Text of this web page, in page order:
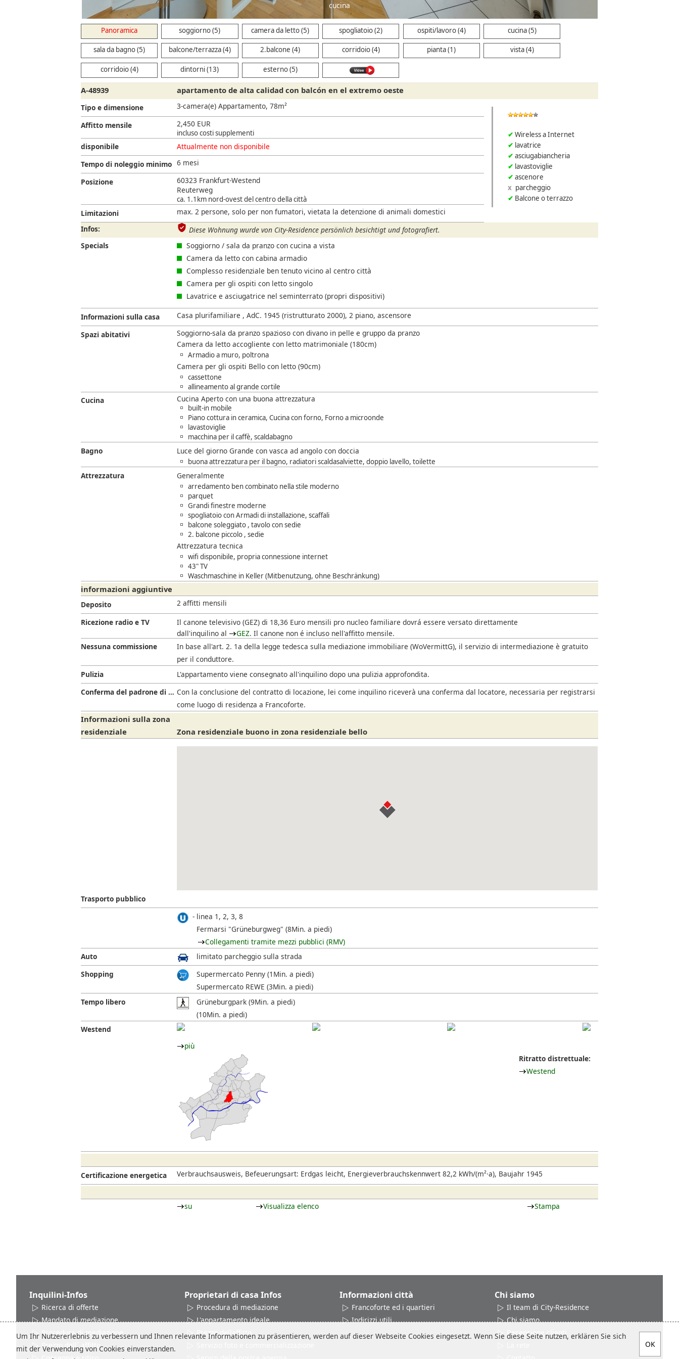
cucina
Panoramica soggiorno (5) camera da letto (5) spogliatoio (2) ospiti/lavoro (4) cucina (5)
sala da bagno (5) balcone/terrazza (4) 2.balcone (4) corridoio (4) pianta (1) vista (4)
corridoio (4) dintorni (13) esterno (5)
A-48939 apartamento de alta calidad con balcón en el extremo oeste
Wireless a Internet
lavatrice
asciugabiancheria
lavastoviglie
ascenore
parcheggio
Balcone o terrazzo
Tipo e dimensione
3-camera(e) Appartamento, 78m²
Affitto mensile
2,450 EUR
incluso costi supplementi
disponibile
Attualmente non disponibile
Tempo di noleggio minimo 6 mesi
Posizione
60323 Frankfurt-Westend
Reuterweg
ca. 1.1km nord-ovest del centro della città
Limitazioni
max. 2 persone, solo per non fumatori, vietata la detenzione di animali domestici
Infos:
Diese Wohnung wurde von City-Residence persönlich besichtigt und fotografiert.
Specials
Soggiorno / sala da pranzo con cucina a vista
Camera da letto con cabina armadio
Complesso residenziale ben tenuto vicino al centro città
Camera per gli ospiti con letto singolo
Lavatrice e asciugatrice nel seminterrato (propri dispositivi)
Informazioni sulla casa
Casa plurifamiliare , AdC. 1945 (ristrutturato 2000), 2 piano, ascensore
Spazi abitativi
Soggiorno-sala da pranzo spazioso con divano in pelle e gruppo da pranzo
Camera da letto accogliente con letto matrimoniale (180cm)
Armadio a muro, poltrona
Camera per gli ospiti Bello con letto (90cm)
cassettone
allineamento al grande cortile
Cucina Cucina Aperto con una buona attrezzatura
built-in mobile
Piano cottura in ceramica, Cucina con forno, Forno a microonde
lavastoviglie
macchina per il caffè, scaldabagno
Bagno Luce del giorno Grande con vasca ad angolo con doccia
buona attrezzatura per il bagno, radiatori scaldasalviette, doppio lavello, toilette
Attrezzatura Generalmente
arredamento ben combinato nella stile moderno
parquet
Grandi finestre moderne
spogliatoio con Armadi di installazione, scaffali
balcone soleggiato , tavolo con sedie
2. balcone piccolo , sedie
Attrezzatura tecnica
wifi disponibile, propria connessione internet
43" TV
Waschmaschine in Keller (Mitbenutzung, ohne Beschränkung)
informazioni aggiuntive
Deposito
2 affitti mensili
Ricezione radio e TV
Il canone televisivo (GEZ) di 18,36 Euro mensili pro nucleo familiare dovrá essere versato direttamente
dall'inquilino al
GEZ. Il canone non é incluso nell'affitto mensile.
Nessuna commissione
In base all'art. 2. 1a della legge tedesca sulla mediazione immobiliare (WoVermittG), il servizio di intermediazione è gratuito
per il conduttore.
Pulizia
L'appartamento viene consegnato all'inquilino dopo una pulizia approfondita.
Conferma del padrone di casa Con la conclusione del contratto di locazione, lei come inquilino riceverà una conferma dal locatore, necessaria per registrarsi
come luogo di residenza a Francoforte.
Informazioni sulla zona
residenziale
Zona residenziale buono in zona residenziale bello
Trasporto pubblico
linea 1, 2, 3, 8
Fermarsi "Grüneburgweg" (8Min. a piedi)
Collegamenti tramite mezzi pubblici (RMV)
Auto
limitato parcheggio sulla strada
Shopping
Supermercato Penny (1Min. a piedi)
Supermercato REWE (3Min. a piedi)
Tempo libero
Grüneburgpark (9Min. a piedi)
(10Min. a piedi)
Westend
più
Ritratto distrettuale:
Westend
Certificazione energetica Verbrauchsausweis, Befeuerungsart: Erdgas leicht, Energieverbrauchskennwert 82,2 kWh/(m²·a), Baujahr 1945
su Visualizza elenco Stampa
Inquilini-Infos
Ricerca di offerte
Mandato di mediazione
Procedura di mediazione
Prezzo dell´ affitto
Proprietari di casa Infos
Procedura di mediazione
L'appartamento ideale
Prezzo dellaffitto
Informazioni città
Francoforte ed i quartieri
Indirizzi utili
Chi siamo
Il team di City-Residence
Chi siamo
Recensione clienti
Um Ihr Nutzererlebnis zu verbessern und Ihnen relevante Informationen zu präsentieren, werden auf dieser Webseite Cookies eingesetzt. Wenn Sie diese Seite nutzen, erklären Sie sich
mit der Verwendung von Cookies einverstanden.